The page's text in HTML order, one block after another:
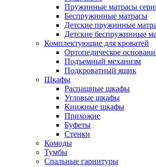
Пружинные матрасы
Беспружинные матрасы
Детские пружинные
Детские беспружинные
Комплектующие для кроватей
Ортопедическое
Подъемный механизм
Подкроватный ящик
Шкафы
Распашные шкафы
Угловые шкафы
Книжные шкафы
Прихожие
Буфеты
Стенки
Комоды
Тумбы
Спальные гарнитуры